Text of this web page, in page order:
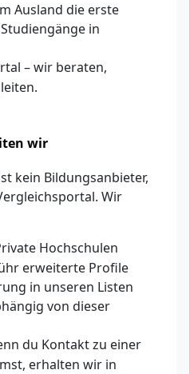
Ausland die erste
in
– wir beraten,
wir
kein Bildungsanbieter,
Wir
Hochschulen
erweiterte Profile
in unseren Listen
von dieser
du Kontakt zu einer
erhalten wir in